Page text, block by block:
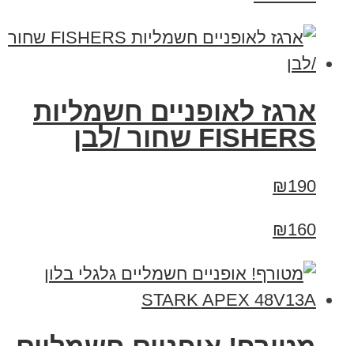
ארגז לאופניים חשמליות
FISHERS שחור /לבן
₪190
₪160